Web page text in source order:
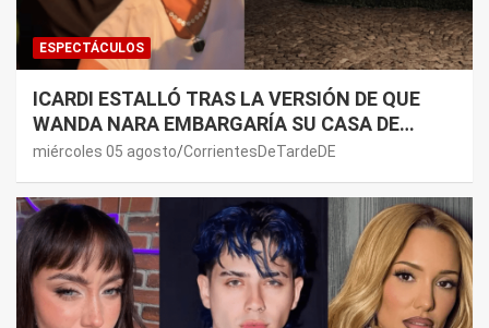
ESPECTÁCULOS
ICARDI ESTALLÓ TRAS LA VERSIÓN DE QUE
WANDA NARA EMBARGARÍA SU CASA DE
NORDELTA: “NECESITAN RASCAR DE ALGÚN
miércoles 05 agosto CorrientesDeTardeDE